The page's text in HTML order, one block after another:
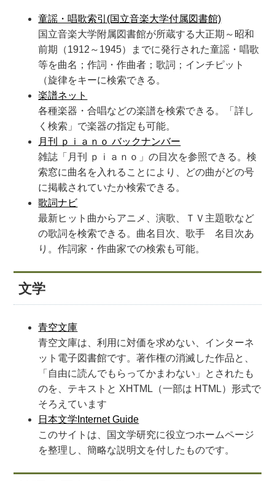
童謡・唱歌索引(国立音楽大学付属図書館)
国立音楽大学附属図書館が所蔵する大正期～昭和
前期（1912～1945）までに発行された童謡・唱歌
等を曲名；作詞・作曲者；歌詞；インチピット
（旋律をキーに検索できる。
楽譜ネット
各種楽器・合唱などの楽譜を検索できる。「詳し
く検索」で楽器の指定も可能。
月刊 ｐｉａｎｏ バックナンバー
雑誌「月刊 ｐｉａｎｏ」の目次を参照できる。検
索窓に曲名を入れることにより、どの曲がどの号
に掲載されていたか検索できる。
歌詞ナビ
最新ヒット曲からアニメ、演歌、ＴＶ主題歌など
の歌詞を検索できる。曲名目次、歌手 名目次あ
り。作詞家・作曲家での検索も可能。
文学
青空文庫
青空文庫は、利用に対価を求めない、インターネ
ット電子図書館です。著作権の消滅した作品と、
「自由に読んでもらってかまわない」とされたも
のを、テキストと XHTML（一部は HTML）形式で
そろえています
日本文学Internet Guide
このサイトは、国文学研究に役立つホームページ
を整理し、簡略な説明文を付したものです。